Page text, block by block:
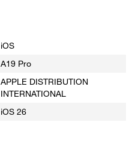
iOS
A19 Pro
APPLE DISTRIBUTION
INTERNATIONAL
iOS 26